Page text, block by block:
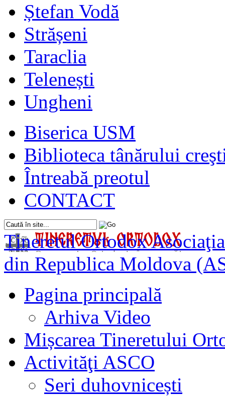
Ștefan Vodă
Strășeni
Taraclia
Telenești
Ungheni
Biserica USM
Biblioteca tânărului
Întreabă preotul
CONTACT
Tineretul Ortodox
din Republica Moldova
Pagina principală
Arhiva Video
Mișcarea Tineretului
Activităţi ASCO
Seri duhovnicești